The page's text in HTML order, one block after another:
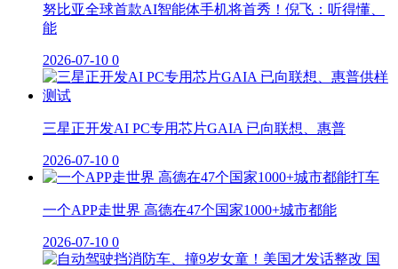
努比亚全球首款AI智能体手机将首秀！倪飞：听得懂、
能
2026-07-10 0
三星正开发AI PC专用芯片GAIA 已向联想、惠普
2026-07-10 0
一个APP走世界 高德在47个国家1000+城市都能
2026-07-10 0